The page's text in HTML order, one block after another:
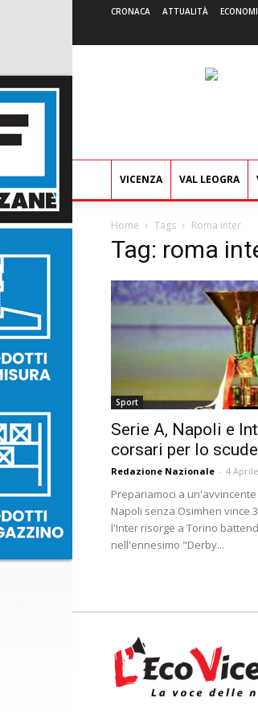
CRONACA ATTUALITÀ
VICENZA VAL LEOGRA
Home Tags Roma inter
Tag: roma
Sport
Serie A, Napoli e
corsari per lo
Redazione Nazionale - 4
Prepariamoci a
Napoli senza Osimhen vince
l'Inter risorge a Torino
nell'ennesimo "Derby...